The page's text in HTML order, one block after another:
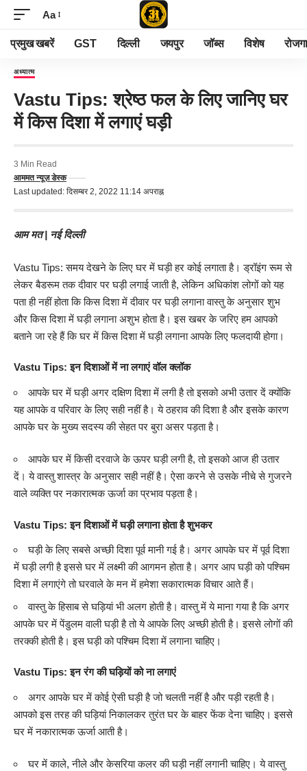
Aa
प्रमुख खबरें GST दिल्ली जयपुर जॉब्स विशेष
अध्यात्म
Vastu Tips: श्रेष्ठ फल के लिए जानिए घर
में किस दिशा में लगाएं घड़ी
Last updated: दिसम्बर 2, 2022 11:14 अपराह्न
आममत न्यूज़ डेस्क
3 Min Read
आम मत| नई दिल्ली
Vastu Tips: समय देखने के लिए घर में घड़ी हर कोई लगाता है। ड्रॉइंग रूम से
लेकर बैडरूम तक दीवार पर घड़ी लगाई जाती है, लेकिन अधिकांश लोगों को यह
पता ही नहीं होता कि किस दिशा में दीवार पर घड़ी लगाना वास्तु के अनुसार शुभ
और किस दिशा में घड़ी लगाना अशुभ होता है। इस खबर के जरिए हम आपको
बताने जा रहे हैं कि घर में किस दिशा में घड़ी लगाना आपके लिए फलदायी होगा।
Vastu Tips: इन दिशाओं में ना लगाएं वॉल क्लॉक
आपके घर में घड़ी अगर दक्षिण दिशा में लगी है तो इसको अभी उतार दें क्योंकि
यह आपके व परिवार के लिए सही नहीं है। ये ठहराव की दिशा है और इसके कारण
आपके घर के मुख्य सदस्य की सेहत पर बुरा असर पड़ता है।
आपके घर में किसी दरवाजे के ऊपर घड़ी लगी है, तो इसको आज ही उतार
दें। ये वास्तु शास्त्र के अनुसार सही नहीं है। ऐसा करने से उसके नीचे से गुजरने
वाले व्यक्ति पर नकारात्मक ऊर्जा का प्रभाव पड़ता है।
Vastu Tips: इन दिशाओं में घड़ी लगाना होता है शुभकर
घड़ी के लिए सबसे अच्छी दिशा पूर्व मानी गई है। अगर आपके घर में पूर्व दिशा
में घड़ी लगी है इससे घर में लक्ष्मी की आगमन होता है। अगर आप घड़ी को पश्चिम
दिशा में लगाएंगे तो घरवाले के मन में हमेशा सकारात्मक विचार आते हैं।
वास्तु के हिसाब से घड़ियां भी अलग होती है। वास्तु में ये माना गया है कि अगर
आपके घर में पेंडुलम वाली घड़ी है तो ये आपके लिए अच्छी होती है। इससे लोगों की
तरक्की होती है। इस घड़ी को पश्चिम दिशा में लगाना चाहिए।
Vastu Tips: इन रंग की घड़ियों को ना लगाएं
अगर आपके घर में कोई ऐसी घड़ी है जो चलती नहीं है और पड़ी रहती है।
आपको इस तरह की घड़ियां निकालकर तुरंत घर के बाहर फेंक देना चाहिए। इससे
घर में नकारात्मक ऊर्जा आती है।
घर में काले, नीले और केसरिया कलर की घड़ी नहीं लगानी चाहिए। ये वास्तु